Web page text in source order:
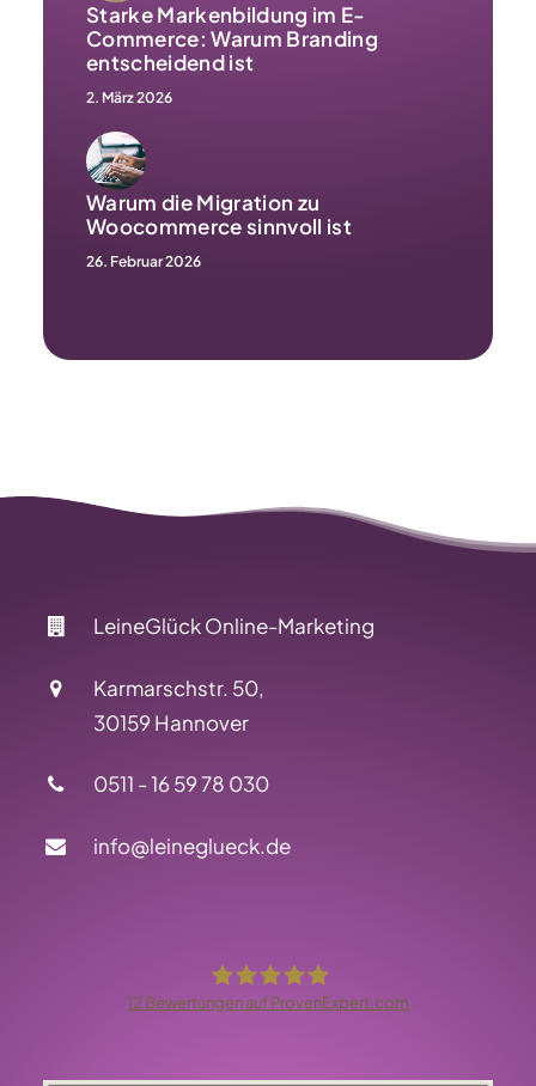
Starke Markenbildung im E-
Commerce: Warum Branding
entscheidend ist
2. März 2026
Warum die Migration zu
Woocommerce sinnvoll ist
26. Februar 2026
LeineGlück Online-Marketing
Karmarschstr. 50,
30159 Hannover
0511 - 16 59 78 030
info@leineglueck.de
12 Bewertungen auf ProvenExpert.com